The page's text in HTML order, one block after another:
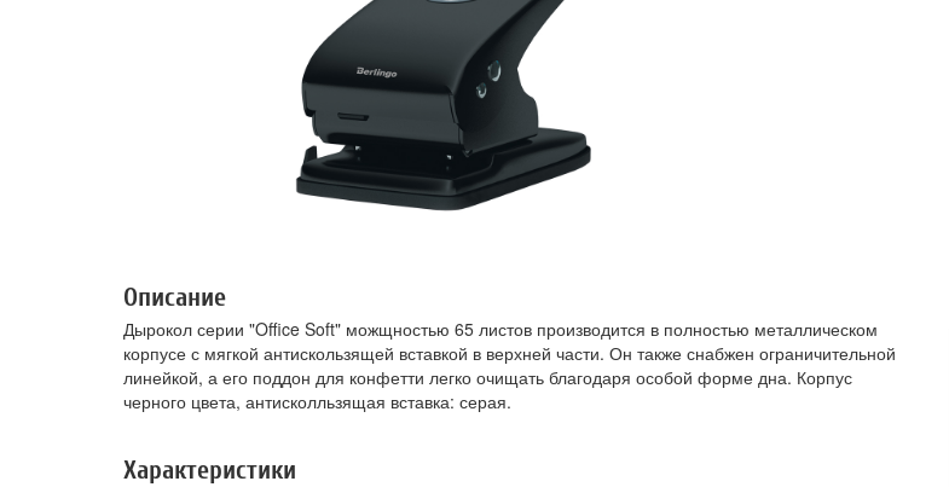
Описание
Дырокол серии "Office Soft" можщностью 65 листов производится в полностью металлическом
корпусе с мягкой антискользящей вставкой в верхней части. Он также снабжен ограничительной
линейкой, а его поддон для конфетти легко очищать благодаря особой форме дна. Корпус
черного цвета, антисколльзящая вставка: серая.
Характеристики